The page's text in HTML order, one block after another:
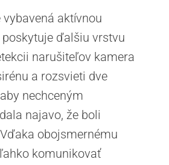
vybavená aktívnou
ďalšiu vrstvu
narušiteľov kamera
a rozsvieti dve
nechceným
najavo, že boli
obojsmernému
komunikovať